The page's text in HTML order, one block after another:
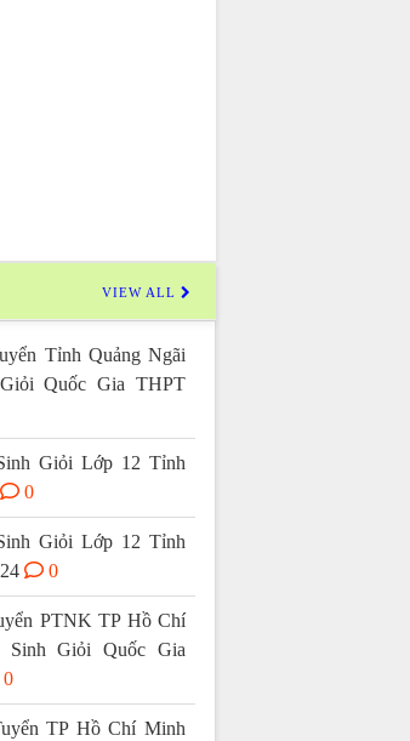
VIEW ALL
Tỉnh Quảng Ngãi
Quốc Gia THPT
Giỏi Lớp 12 Tỉnh
0
Giỏi Lớp 12 Tỉnh
0
PTNK TP Hồ Chí
Giỏi Quốc Gia
0
TP Hồ Chí Minh